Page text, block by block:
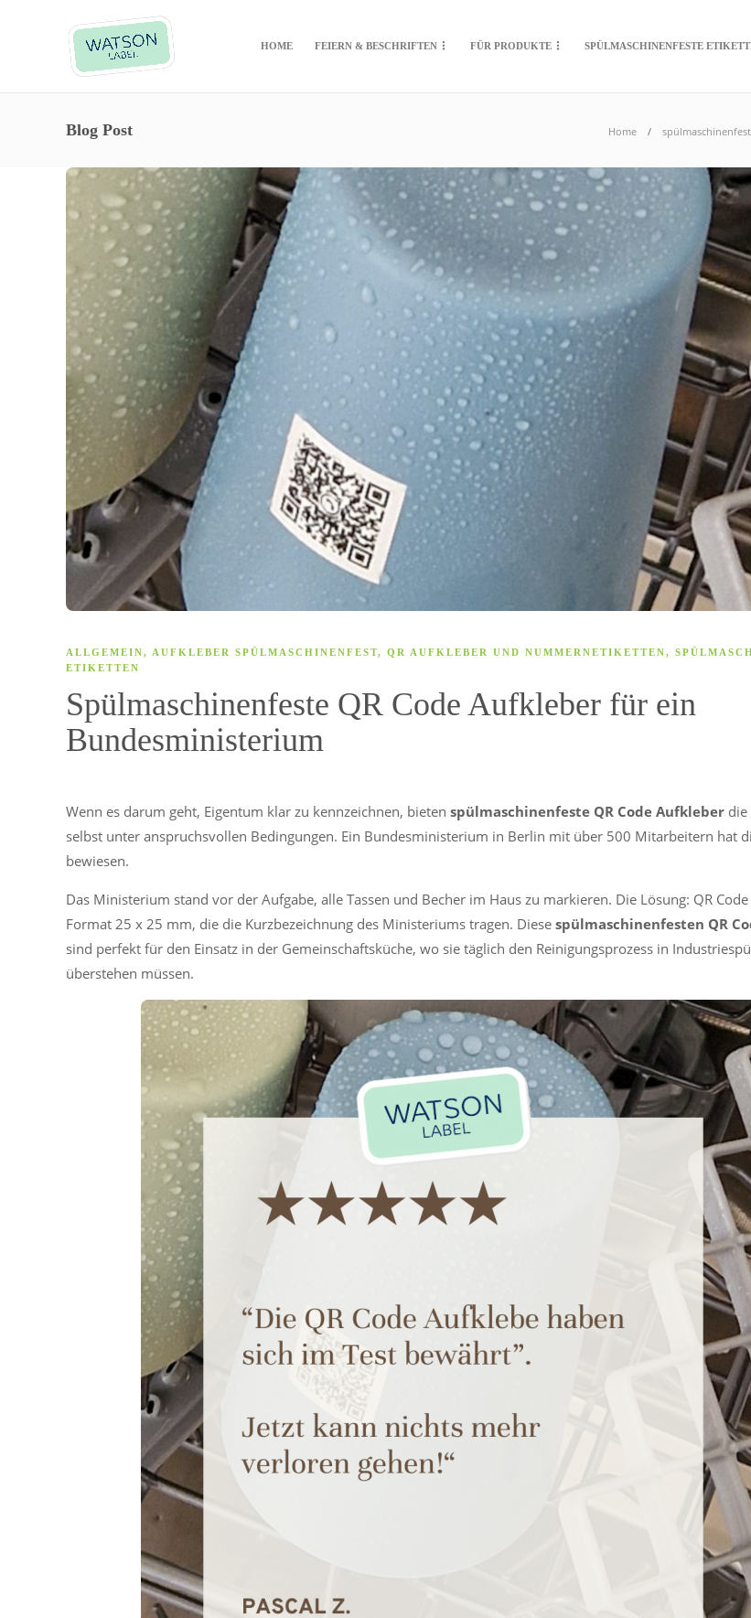
HOME FEIERN & BESCHRIFTEN FÜR PRODUKTE SPÜLMASCHINENFESTE
Blog Post Home
ALLGEMEIN, AUFKLEBER SPÜLMASCHINENFEST, QR AUFKLEBER UND NUMMERNETIKETTEN,
ETIKETTEN
Spülmaschinenfeste QR Code Aufkleber für ein
Bundesministerium
Wenn es darum geht, Eigentum klar zu kennzeichnen, bieten spülmaschinenfeste QR Code Aufkleber die
selbst unter anspruchsvollen Bedingungen. Ein Bundesministerium in Berlin mit über 500 Mitarbeitern hat
bewiesen.
Das Ministerium stand vor der Aufgabe, alle Tassen und Becher im Haus zu markieren. Die Lösung: QR
Format 25 x 25 mm, die die Kurzbezeichnung des Ministeriums tragen. Diese spülmaschinenfesten QR
sind perfekt für den Einsatz in der Gemeinschaftsküche, wo sie täglich den Reinigungsprozess in
überstehen müssen.